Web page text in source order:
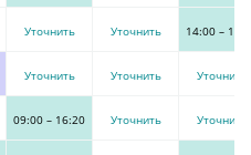
Уточнить Уточнить 14:00 –
Уточнить Уточнить Уточнить
09:00 – 16:20 Уточнить Уточнить